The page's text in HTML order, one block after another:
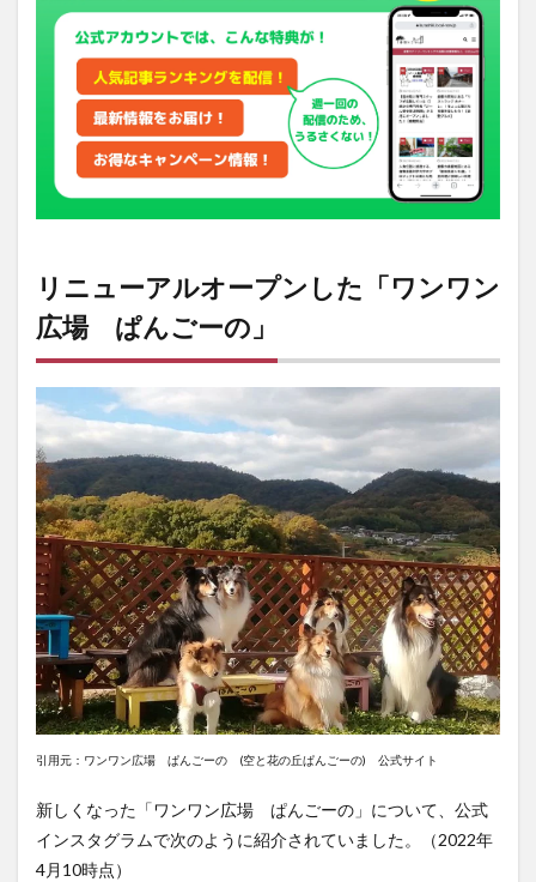
ンワ
ン広
場
ごー
イ
ンスタ
グラム
（SNS）
ツ
イッタ
より
4
アク
セス
（地
図）
5
基本
情報
リニューアルオープンした「ワンワン
広場 ぱんごーの」
引用元：ワンワン広場 ぱんごーの (空と花の丘ぱんごーの) 公式サイト
新しくなった「ワンワン広場 ぱんごーの」について、公式
インスタグラムで次のように紹介されていました。（2022年
4月10時点）